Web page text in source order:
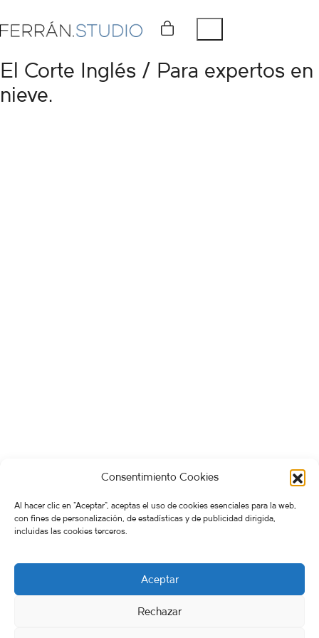
Consentimiento Cookies
Al hacer clic en "Aceptar", aceptas el uso de cookies esenciales para la web,
con fines de personalización, de estadísticas y de publicidad dirigida,
incluidas las cookies terceros.
Aceptar
Rechazar
El Corte Inglés / Para expertos en
nieve.
FERRÁN STUDIO & ATLANTIC WILDERNESS 2026. Working successfully in